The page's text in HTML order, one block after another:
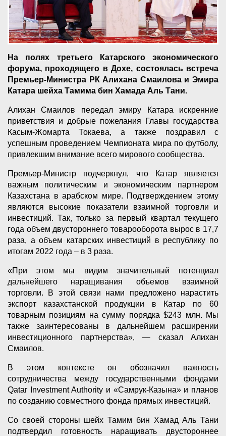
На полях третьего Катарского экономического
форума, проходящего в Дохе, состоялась встреча
Премьер-Министра РК Алихана Смаилова и Эмира
Катара шейха Тамима бин Хамада Аль Тани.
Алихан Смаилов передал эмиру Катара искренние
приветствия и добрые пожелания Главы государства
Касым-Жомарта Токаева, а также поздравил с
успешным проведением Чемпионата мира по футболу,
привлекшим внимание всего мирового сообщества.
Премьер-Министр подчеркнул, что Катар является
важным политическим и экономическим партнером
Казахстана в арабском мире. Подтверждением этому
являются высокие показатели взаимной торговли и
инвестиций. Так, только за первый квартал текущего
года объем двустороннего товарооборота вырос в 17,7
раза, а объем катарских инвестиций в республику по
итогам 2022 года – в 3 раза.
«При этом мы видим значительный потенциал
дальнейшего наращивания объемов взаимной
торговли. В этой связи нами предложено нарастить
экспорт казахстанской продукции в Катар по 60
товарным позициям на сумму порядка $243 млн. Мы
также заинтересованы в дальнейшем расширении
инвестиционного партнерства», — сказал Алихан
Смаилов.
В этом контексте он обозначил важность
сотрудничества между государственными фондами
Qatar Investment Authority и «Самрук-Казына» и планов
по созданию совместного фонда прямых инвестиций.
Со своей стороны шейх Тамим бин Хамад Аль Тани
подтвердил готовность наращивать двустороннее